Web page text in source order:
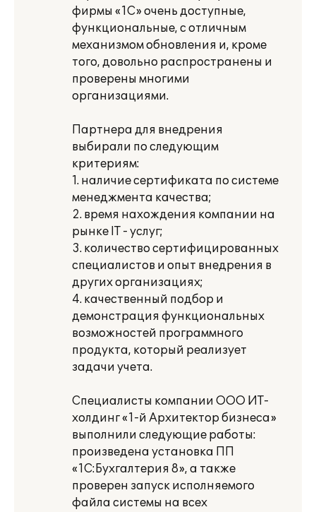
фирмы «1С» очень доступные,
функциональные, с отличным
механизмом обновления и, кроме
того, довольно распространены и
проверены многими
организациями.
Партнера для внедрения
выбирали по следующим
критериям:
1. наличие сертификата по системе
менеджмента качества;
2. время нахождения компании на
рынке IT - услуг;
3. количество сертифицированных
специалистов и опыт внедрения в
других организациях;
4. качественный подбор и
демонстрация функциональных
возможностей программного
продукта, который реализует
задачи учета.
Специалисты компании ООО ИТ-
холдинг «1-й Архитектор бизнеса»
выполнили следующие работы:
произведена установка ПП
«1С:Бухгалтерия 8», а также
проверен запуск исполняемого
файла системы на всех